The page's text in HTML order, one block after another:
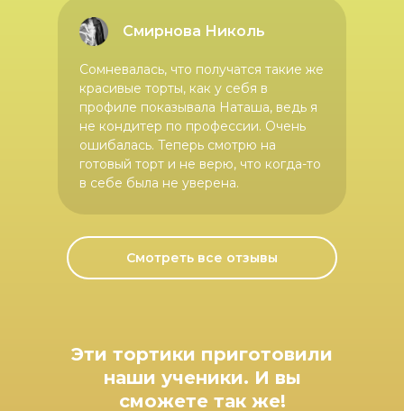
Смирнова Николь
Сомневалась, что получатся такие же
красивые торты, как у себя в
профиле показывала Наташа, ведь я
не кондитер по профессии. Очень
ошибалась. Теперь смотрю на
готовый торт и не верю, что когда-то
в себе была не уверена.
Смотреть все отзывы
Эти тортики приготовили
наши ученики. И вы
сможете так же!